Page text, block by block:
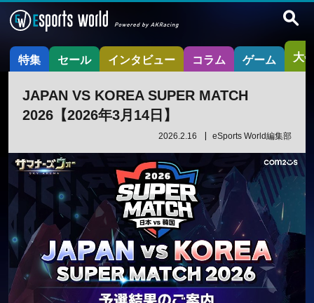
特集 セール インタビュー コラム ゲーム 大
JAPAN VS KOREA SUPER MATCH
2026【2026年3月14日】
2026.2.16 eSports World編集部